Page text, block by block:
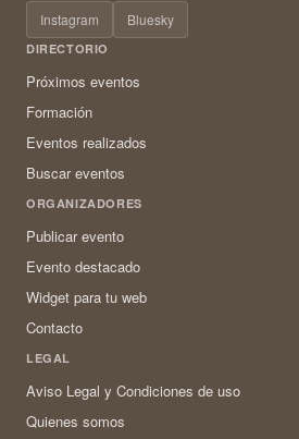
Instagram Bluesky
DIRECTORIO
Próximos eventos
Formación
Eventos realizados
Buscar eventos
ORGANIZADORES
Publicar evento
Evento destacado
Widget para tu web
Contacto
LEGAL
Aviso Legal y Condiciones de uso
Quienes somos